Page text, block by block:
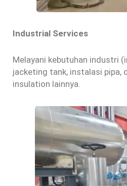
Industrial Services
Melayani kebutuhan industri
jacketing tank, instalasi pipa,
insulation lainnya.